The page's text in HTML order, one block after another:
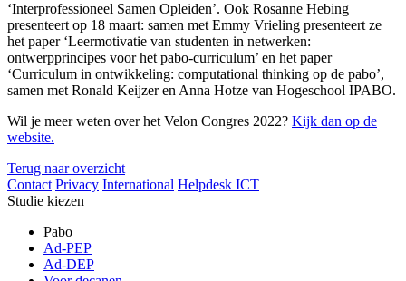
‘Interprofessioneel Samen Opleiden’. Ook Rosanne Hebing
presenteert op 18 maart: samen met Emmy Vrieling presenteert ze
het paper ‘Leermotivatie van studenten in netwerken:
ontwerpprincipes voor het pabo-curriculum’ en het paper
‘Curriculum in ontwikkeling: computational thinking op de pabo’,
samen met Ronald Keijzer en Anna Hotze van Hogeschool IPABO.
Wil je meer weten over het Velon Congres 2022? Kijk dan op de
website.
Terug naar overzicht
Contact Privacy International Helpdesk ICT
Studie kiezen
Pabo
Ad-PEP
Ad-DEP